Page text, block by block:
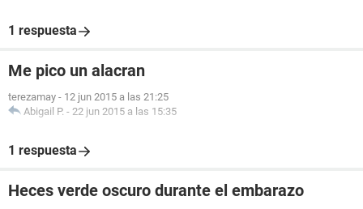
1 respuesta
Me pico un alacran
terezamay - 12 jun 2015 a las 21:25
Abigail P. - 22 jun 2015 a las 15:35
1 respuesta
Heces verde oscuro durante el embarazo